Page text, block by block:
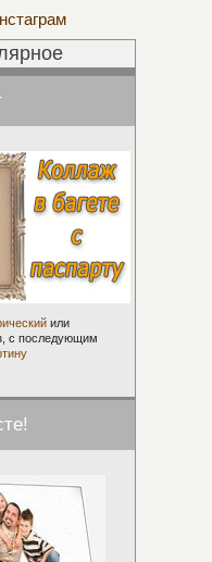
или
с последующим